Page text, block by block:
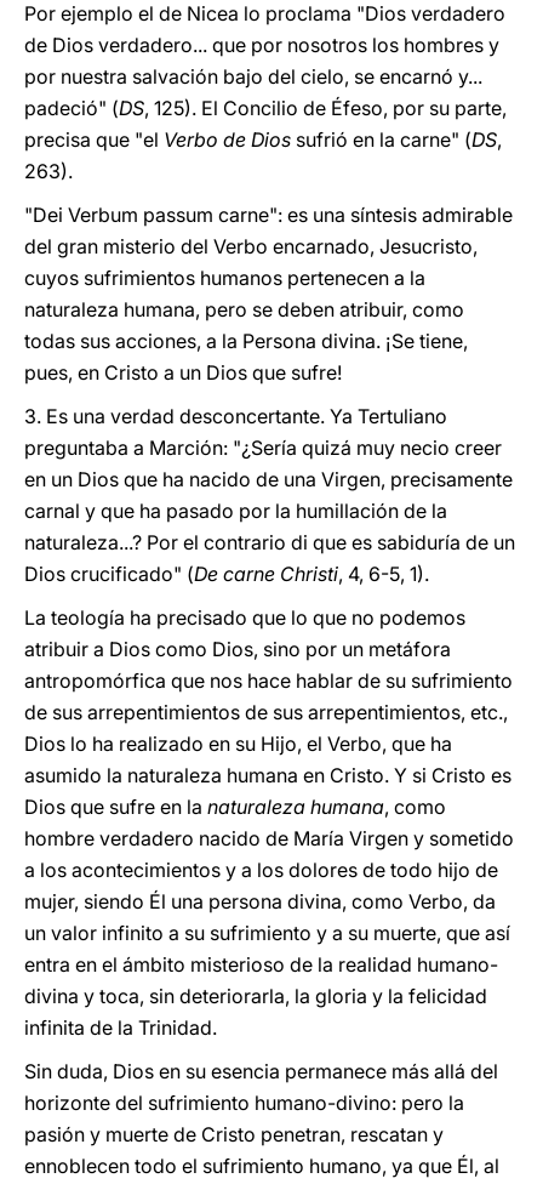
Por ejemplo el de Nicea lo proclama "Dios verdadero
de Dios verdadero... que por nosotros los hombres y
por nuestra salvación bajo del cielo, se encarnó y...
padeció" (DS, 125). El Concilio de Éfeso, por su parte,
precisa que "el Verbo de Dios sufrió en la carne" (DS,
263).
"Dei Verbum passum carne": es una síntesis admirable
del gran misterio del Verbo encarnado, Jesucristo,
cuyos sufrimientos humanos pertenecen a la
naturaleza humana, pero se deben atribuir, como
todas sus acciones, a la Persona divina. ¡Se tiene,
pues, en Cristo a un Dios que sufre!
3. Es una verdad desconcertante. Ya Tertuliano
preguntaba a Marción: "¿Sería quizá muy necio creer
en un Dios que ha nacido de una Virgen, precisamente
carnal y que ha pasado por la humillación de la
naturaleza...? Por el contrario di que es sabiduría de un
Dios crucificado" (De carne Christi, 4, 6-5, 1).
La teología ha precisado que lo que no podemos
atribuir a Dios como Dios, sino por un metáfora
antropomórfica que nos hace hablar de su sufrimiento
de sus arrepentimientos de sus arrepentimientos, etc.,
Dios lo ha realizado en su Hijo, el Verbo, que ha
asumido la naturaleza humana en Cristo. Y si Cristo es
Dios que sufre en la naturaleza humana, como
hombre verdadero nacido de María Virgen y sometido
a los acontecimientos y a los dolores de todo hijo de
mujer, siendo Él una persona divina, como Verbo, da
un valor infinito a su sufrimiento y a su muerte, que así
entra en el ámbito misterioso de la realidad humano-
divina y toca, sin deteriorarla, la gloria y la felicidad
infinita de la Trinidad.
Sin duda, Dios en su esencia permanece más allá del
horizonte del sufrimiento humano-divino: pero la
pasión y muerte de Cristo penetran, rescatan y
ennoblecen todo el sufrimiento humano, ya que Él, al